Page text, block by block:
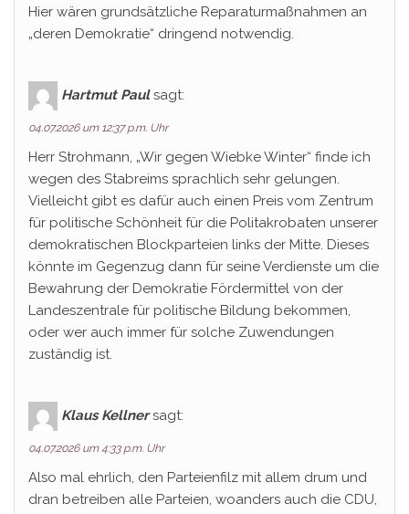
Hier wären grundsätzliche Reparaturmaßnahmen an
„deren Demokratie“ dringend notwendig.
Hartmut Paul sagt:
04.07.2026 um 12:37 p.m. Uhr
Herr Strohmann, „Wir gegen Wiebke Winter“ finde ich
wegen des Stabreims sprachlich sehr gelungen.
Vielleicht gibt es dafür auch einen Preis vom Zentrum
für politische Schönheit für die Politakrobaten unserer
demokratischen Blockparteien links der Mitte. Dieses
könnte im Gegenzug dann für seine Verdienste um die
Bewahrung der Demokratie Fördermittel von der
Landeszentrale für politische Bildung bekommen,
oder wer auch immer für solche Zuwendungen
zuständig ist.
Klaus Kellner sagt:
04.07.2026 um 4:33 p.m. Uhr
Also mal ehrlich, den Parteienfilz mit allem drum und
dran betreiben alle Parteien, woanders auch die CDU,